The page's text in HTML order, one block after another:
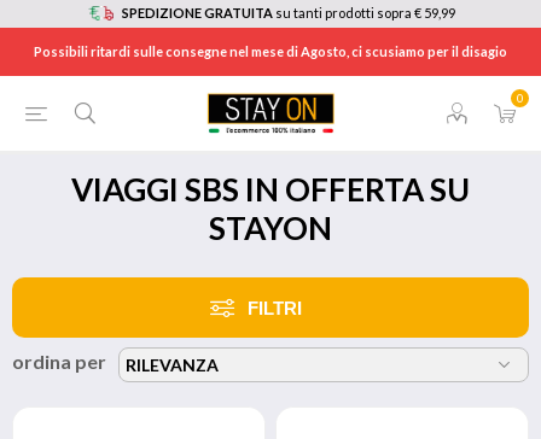
SPEDIZIONE GRATUITA su tanti prodotti sopra € 59,99
Possibili ritardi sulle consegne nel mese di Agosto, ci scusiamo per il disagio
0
BRANDS / SBS
VIAGGI SBS IN OFFERTA SU
STAYON
FILTRI
ordina per